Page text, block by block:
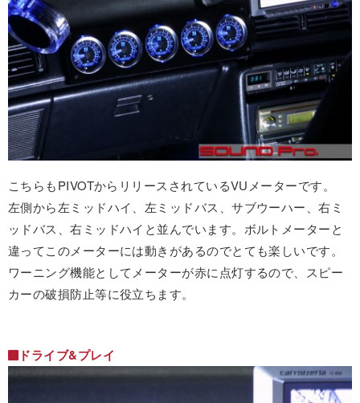
こちらもPIVOTからリリースされているVUメーターです。
左側から左ミッドハイ、左ミッドバス、サブウーハー、右ミ
ッドバス、右ミッドハイと並んでいます。ボルトメーターと
違ってこのメーターには動きがあるのでとても楽しいです。
ワーニング機能としてメーターが赤に点灯するので、スピー
カーの破損防止等に役立ちます。
ドライブ&プレイ